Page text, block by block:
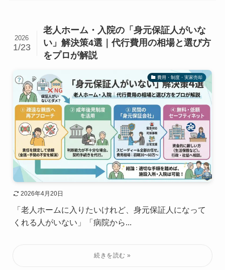
老人ホーム・入院の「身元保証人がいな
い」解決策4選｜代行費用の相場と選び方
をプロが解説
2026
1/23
費用・制度・実家売却
2026年4月20日
「老人ホームに入りたいけれど、身元保証人になって
くれる人がいない」「病院から...